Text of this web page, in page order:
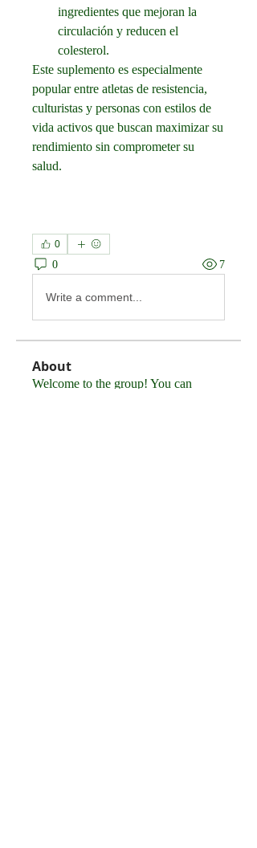
ingredientes que mejoran la
circulación y reducen el
colesterol.
Este suplemento es especialmente
popular entre atletas de resistencia,
culturistas y personas con estilos de
vida activos que buscan maximizar su
rendimiento sin comprometer su
salud.
0
0 7
Write a comment...
About
Welcome to the group! You can